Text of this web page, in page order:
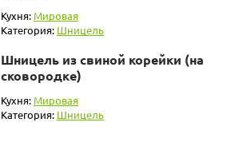
Кухня: Мировая
Категория: Шницель
Шницель из свиной корейки (на
сковородке)
Кухня:Мировая
Категория: Шницель